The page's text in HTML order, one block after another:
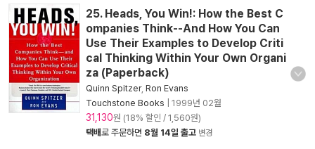
25. Heads, You Win!: How the Best C
ompanies Think--And How You Can
Use Their Examples to Develop Criti
cal Thinking Within Your Own Organi
za (Paperback)
Quinn Spitzer, Ron Evans
Touchstone Books
1999년 02월
31,130원 (18% 할인 / 1,560원)
택배로 주문하면 8월 14일 출고 변경